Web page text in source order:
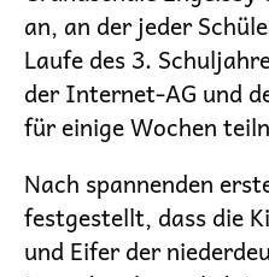
an, an der jeder
Laufe des 3.
der Internet-AG und
für einige Wochen
Nach spannenden
festgestellt, dass die
und Eifer der